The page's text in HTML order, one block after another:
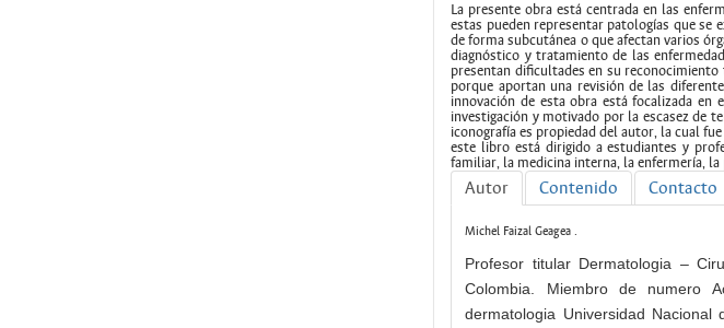
La presente obra está centrada en las
estas pueden representar patologías que se
de forma subcutánea o que afectan varios
diagnóstico y tratamiento de las
presentan dificultades en su
porque aportan una revisión de las
innovación de esta obra está focalizada
investigación y motivado por la escasez de
iconografía es propiedad del autor, la cual
este libro está dirigido a estudiantes y
familiar, la medicina interna, la enfermería,
Autor Contenido Contacto
Michel Faizal Geagea .
Profesor titular Dermatologia –
Colombia. Miembro de numero
dermatologia Universidad Nacional